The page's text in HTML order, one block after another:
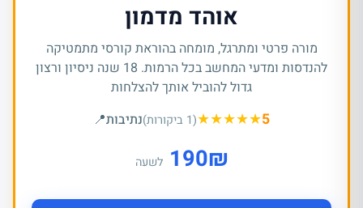
אוהד מדמון
מורה פרטי ומתרגל, מומחה בהוראת קורסי מתמטיקה
להנדסות ומדעי המחשב בכל הרמות. 18 שנה ניסיון ורצון
גדול להוביל אותך להצלחות
(1 ביקורות)★★★★★5 נתיבות📍
₪
190 לשעה